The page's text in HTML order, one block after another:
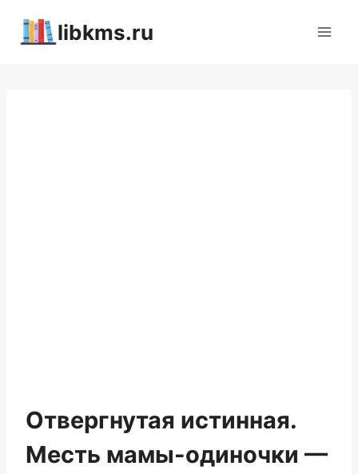
libkms.ru
Отвергнутая истинная.
Месть мамы-одиночки —